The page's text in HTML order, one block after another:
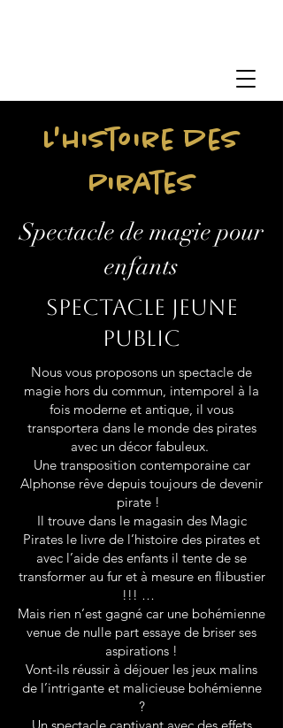
L'histoire des
Pirates
Spectacle de magie pour
enfants
Spectacle jeune
public
Nous vous proposons un spectacle de
magie hors du commun, intemporel à la
fois moderne et antique, il vous
transportera dans le monde des pirates
avec un décor fabuleux.
Une transposition contemporaine car
Alphonse rêve depuis toujours de devenir
pirate !
Il trouve dans le magasin des Magic
Pirates le livre de l’histoire des pirates et
avec l’aide des enfants il tente de se
transformer au fur et à mesure en flibustier
!!! …
Mais rien n’est gagné car une bohémienne
venue de nulle part essaye de briser ses
aspirations !
Vont-ils réussir à déjouer les jeux malins
de l’intrigante et malicieuse bohémienne
?